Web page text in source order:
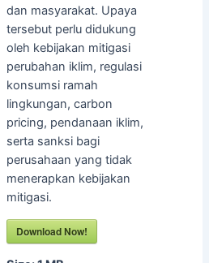
dan masyarakat. Upaya
tersebut perlu didukung
oleh kebijakan mitigasi
perubahan iklim, regulasi
konsumsi ramah
lingkungan, carbon
pricing, pendanaan iklim,
serta sanksi bagi
perusahaan yang tidak
menerapkan kebijakan
mitigasi.
Download Now!